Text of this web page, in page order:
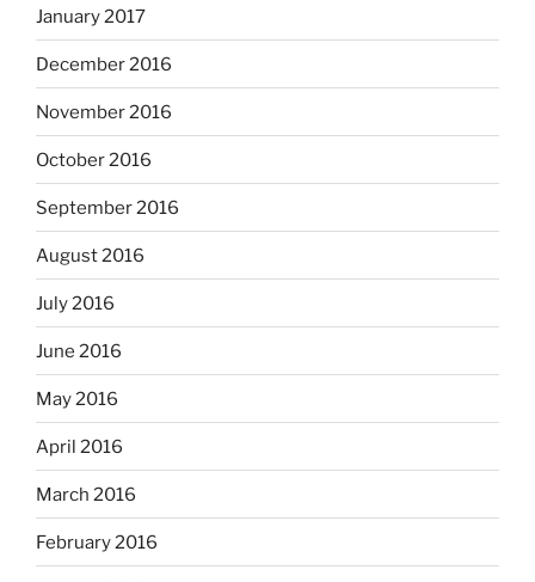
January 2017
December 2016
November 2016
October 2016
September 2016
August 2016
July 2016
June 2016
May 2016
April 2016
March 2016
February 2016